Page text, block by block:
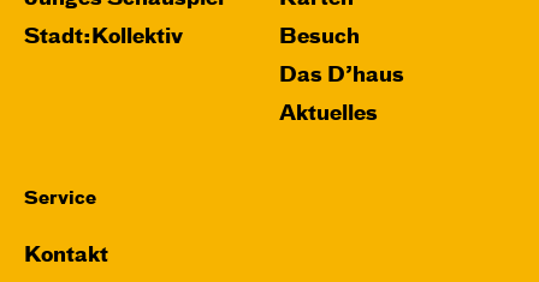
Stadt:Kollektiv
Besuch
Das D’haus
Aktuelles
Service
Kontakt